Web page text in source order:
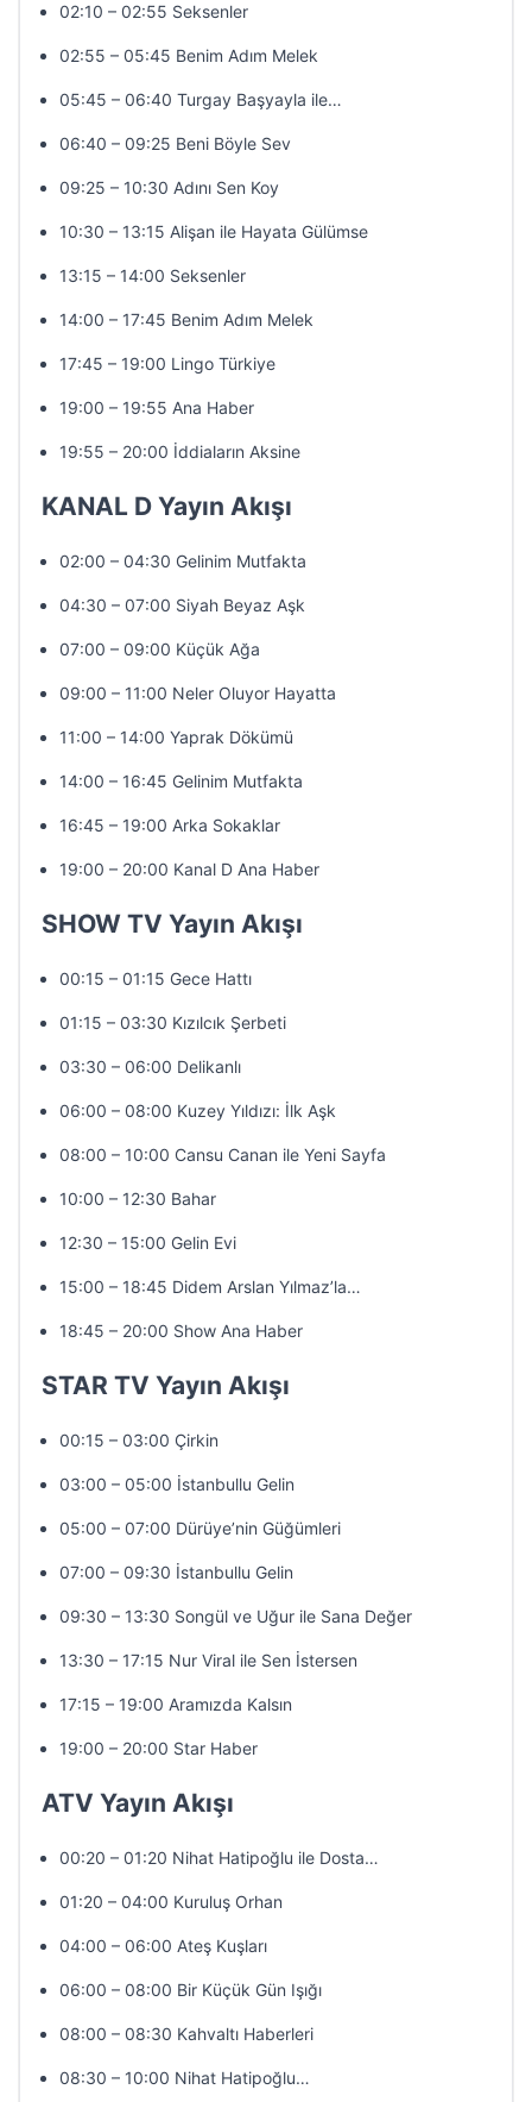
02:10 – 02:55 Seksenler
02:55 – 05:45 Benim Adım Melek
05:45 – 06:40 Turgay Başyayla ile…
06:40 – 09:25 Beni Böyle Sev
09:25 – 10:30 Adını Sen Koy
10:30 – 13:15 Alişan ile Hayata Gülümse
13:15 – 14:00 Seksenler
14:00 – 17:45 Benim Adım Melek
17:45 – 19:00 Lingo Türkiye
19:00 – 19:55 Ana Haber
19:55 – 20:00 İddiaların Aksine
KANAL D Yayın Akışı
02:00 – 04:30 Gelinim Mutfakta
04:30 – 07:00 Siyah Beyaz Aşk
07:00 – 09:00 Küçük Ağa
09:00 – 11:00 Neler Oluyor Hayatta
11:00 – 14:00 Yaprak Dökümü
14:00 – 16:45 Gelinim Mutfakta
16:45 – 19:00 Arka Sokaklar
19:00 – 20:00 Kanal D Ana Haber
SHOW TV Yayın Akışı
00:15 – 01:15 Gece Hattı
01:15 – 03:30 Kızılcık Şerbeti
03:30 – 06:00 Delikanlı
06:00 – 08:00 Kuzey Yıldızı: İlk Aşk
08:00 – 10:00 Cansu Canan ile Yeni Sayfa
10:00 – 12:30 Bahar
12:30 – 15:00 Gelin Evi
15:00 – 18:45 Didem Arslan Yılmaz’la…
18:45 – 20:00 Show Ana Haber
STAR TV Yayın Akışı
00:15 – 03:00 Çirkin
03:00 – 05:00 İstanbullu Gelin
05:00 – 07:00 Dürüye’nin Güğümleri
07:00 – 09:30 İstanbullu Gelin
09:30 – 13:30 Songül ve Uğur ile Sana Değer
13:30 – 17:15 Nur Viral ile Sen İstersen
17:15 – 19:00 Aramızda Kalsın
19:00 – 20:00 Star Haber
ATV Yayın Akışı
00:20 – 01:20 Nihat Hatipoğlu ile Dosta…
01:20 – 04:00 Kuruluş Orhan
04:00 – 06:00 Ateş Kuşları
06:00 – 08:00 Bir Küçük Gün Işığı
08:00 – 08:30 Kahvaltı Haberleri
08:30 – 10:00 Nihat Hatipoğlu…